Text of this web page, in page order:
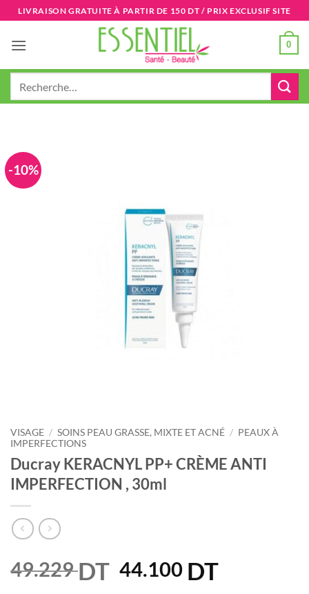
Passer
au
contenu
LIVRAISON GRATUITE À PARTIR DE 150 DT / PRIX EXCLUSIF SITE
0
-10%
VISAGE / SOINS PEAU GRASSE, MIXTE ET ACNÉ / PEAUX À
IMPERFECTIONS
Ducray KERACNYL PP+ CRÈME ANTI
IMPERFECTION , 30ml
49.229DT Le
44.100 DTLe